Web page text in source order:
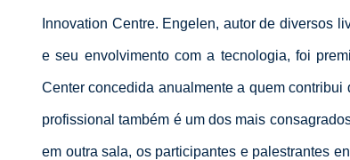
Innovation Centre. Engelen, autor de diversos
e seu envolvimento com a tecnologia, foi
Center concedida anualmente a quem
profissional também é um dos mais
em outra sala, os participantes e palestrantes